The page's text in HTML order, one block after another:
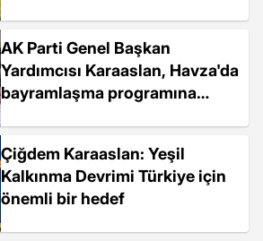
AK Parti Genel Başkan
Yardımcısı Karaaslan, Havza'da
bayramlaşma programına
Çiğdem Karaaslan: Yeşil
Kalkınma Devrimi Türkiye için
önemli bir hedef